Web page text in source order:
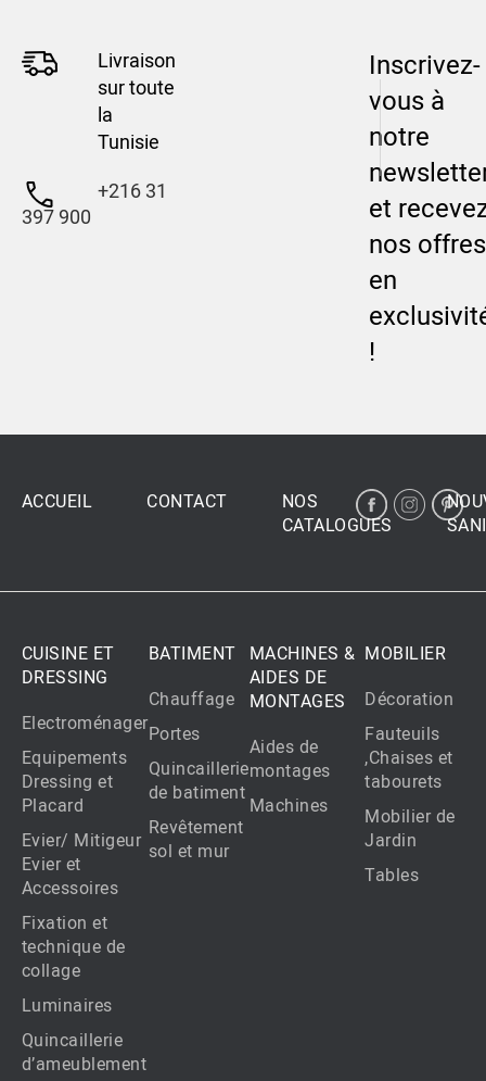
Livraison
sur toute
la
Tunisie
+216 31
397 900
Inscrivez-
vous à
notre
et
nos offres
en
!
ACCUEIL CONTACT
NOS
CATALOGUES
CUISINE ET
DRESSING
Electroménager
Equipements
Dressing et
Placard
Evier/ Mitigeur
Evier et
Accessoires
Fixation et
technique de
collage
Luminaires
Quincaillerie
d’ameublement
BATIMENT
Chauffage
Portes
Quincaillerie
de batiment
Revêtement
sol et mur
MACHINES &
AIDES DE
MONTAGES
Aides de
montages
Machines
MOBILIER
Décoration
Fauteuils
,Chaises et
tabourets
Mobilier de
Jardin
Tables